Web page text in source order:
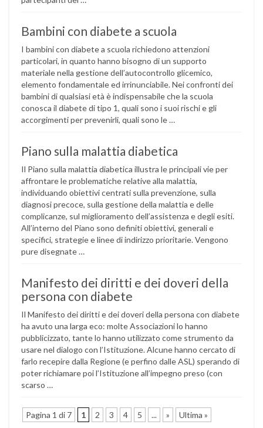
Bambini con diabete a scuola
I bambini con diabete a scuola richiedono attenzioni
particolari, in quanto hanno bisogno di un supporto
materiale nella gestione dell’autocontrollo glicemico,
elemento fondamentale ed irrinunciabile. Nei confronti dei
bambini di qualsiasi età è indispensabile che la scuola
conosca il diabete di tipo 1, quali sono i suoi rischi e gli
accorgimenti per prevenirli, quali sono le …
Piano sulla malattia diabetica
Il Piano sulla malattia diabetica illustra le principali vie per
affrontare le problematiche relative alla malattia,
individuando obiettivi centrati sulla prevenzione, sulla
diagnosi precoce, sulla gestione della malattia e delle
complicanze, sul miglioramento dell’assistenza e degli esiti.
All’interno del Piano sono definiti obiettivi, generali e
specifici, strategie e linee di indirizzo prioritarie. Vengono
pure disegnate …
Manifesto dei diritti e dei doveri della
persona con diabete
Il Manifesto dei diritti e dei doveri della persona con diabete
ha avuto una larga eco: molte Associazioni lo hanno
pubblicizzato, tante lo hanno utilizzato come strumento da
usare nel dialogo con l’Istituzione. Alcune hanno cercato di
farlo recepire dalla Regione (e perfino dalle ASL) sperando di
poter richiamare poi l’Istituzione all’impegno preso (con
scarso …
Pagina 1 di 7 1 2 3 4 5 ... » Ultima »